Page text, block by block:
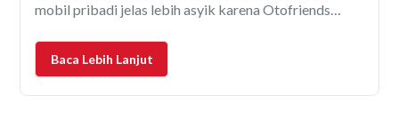
mobil pribadi jelas lebih asyik karena Otofriends
sekalian hunting kuliner atau foto-foto di spot kece.
Tapi,
Baca Lebih Lanjut